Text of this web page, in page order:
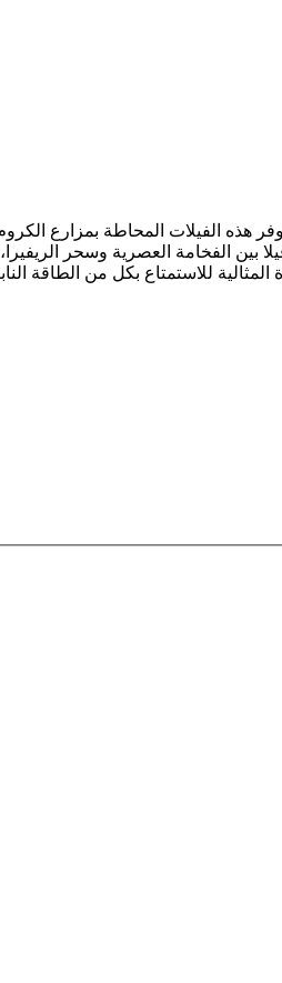
هذه الفيلات المحاطة بمزارع
بين الفخامة العصرية وسحر
للاستمتاع بكل من الطاقة